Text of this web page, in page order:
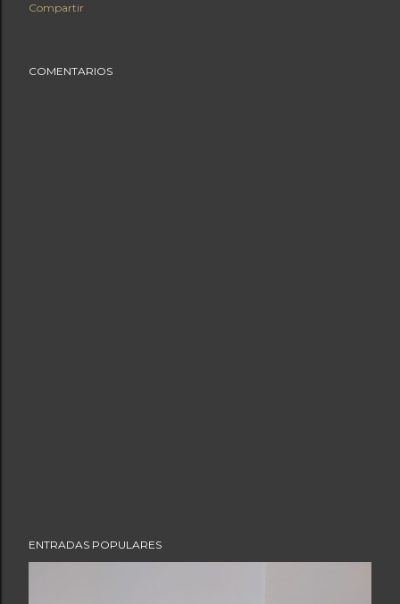
Compartir
COMENTARIOS
ENTRADAS POPULARES